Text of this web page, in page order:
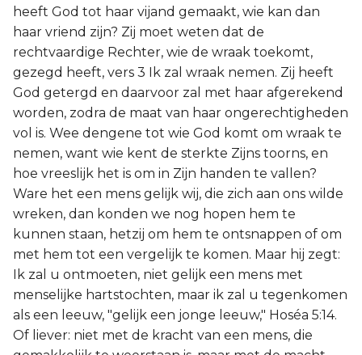
heeft God tot haar vijand gemaakt, wie kan dan
haar vriend zijn? Zij moet weten dat de
rechtvaardige Rechter, wie de wraak toekomt,
gezegd heeft, vers 3 Ik zal wraak nemen. Zij heeft
God getergd en daarvoor zal met haar afgerekend
worden, zodra de maat van haar ongerechtigheden
vol is. Wee dengene tot wie God komt om wraak te
nemen, want wie kent de sterkte Zijns toorns, en
hoe vreeslijk het is om in Zijn handen te vallen?
Ware het een mens gelijk wij, die zich aan ons wilde
wreken, dan konden we nog hopen hem te
kunnen staan, hetzij om hem te ontsnappen of om
met hem tot een vergelijk te komen. Maar hij zegt:
Ik zal u ontmoeten, niet gelijk een mens met
menselijke hartstochten, maar ik zal u tegenkomen
als een leeuw, "gelijk een jonge leeuw," Hoséa 5:14.
Of liever: niet met de kracht van een mens, die